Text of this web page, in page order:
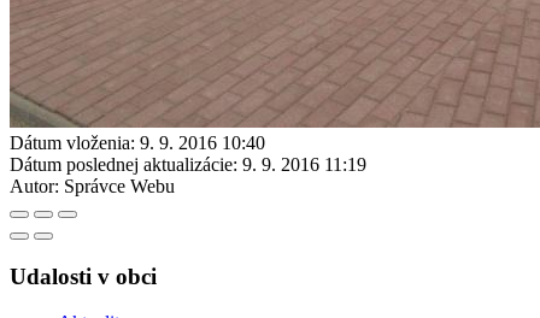
Dátum vloženia: 9. 9. 2016 10:40
Dátum poslednej aktualizácie: 9. 9. 2016 11:19
Autor: Správce Webu
Udalosti v obci